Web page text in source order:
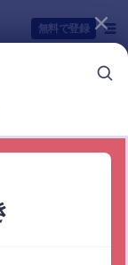
無料で登録